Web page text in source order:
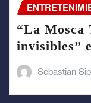
“La Mosca
invisibles”
Sebastian